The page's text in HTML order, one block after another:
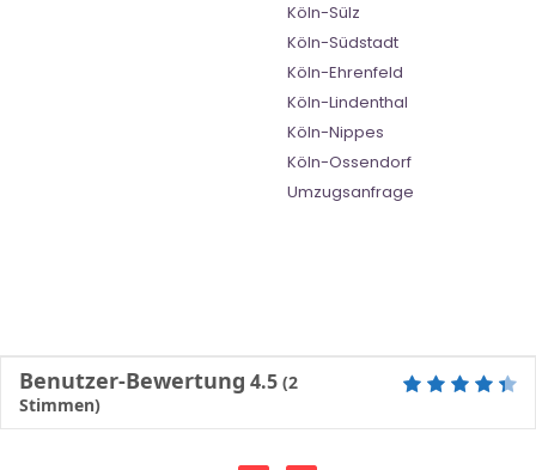
Köln-Sülz
Köln-Südstadt
Köln-Ehrenfeld
Köln-Lindenthal
Köln-Nippes
Köln-Ossendorf
Umzugsanfrage
Benutzer-Bewertung 4.5 (2
Stimmen)